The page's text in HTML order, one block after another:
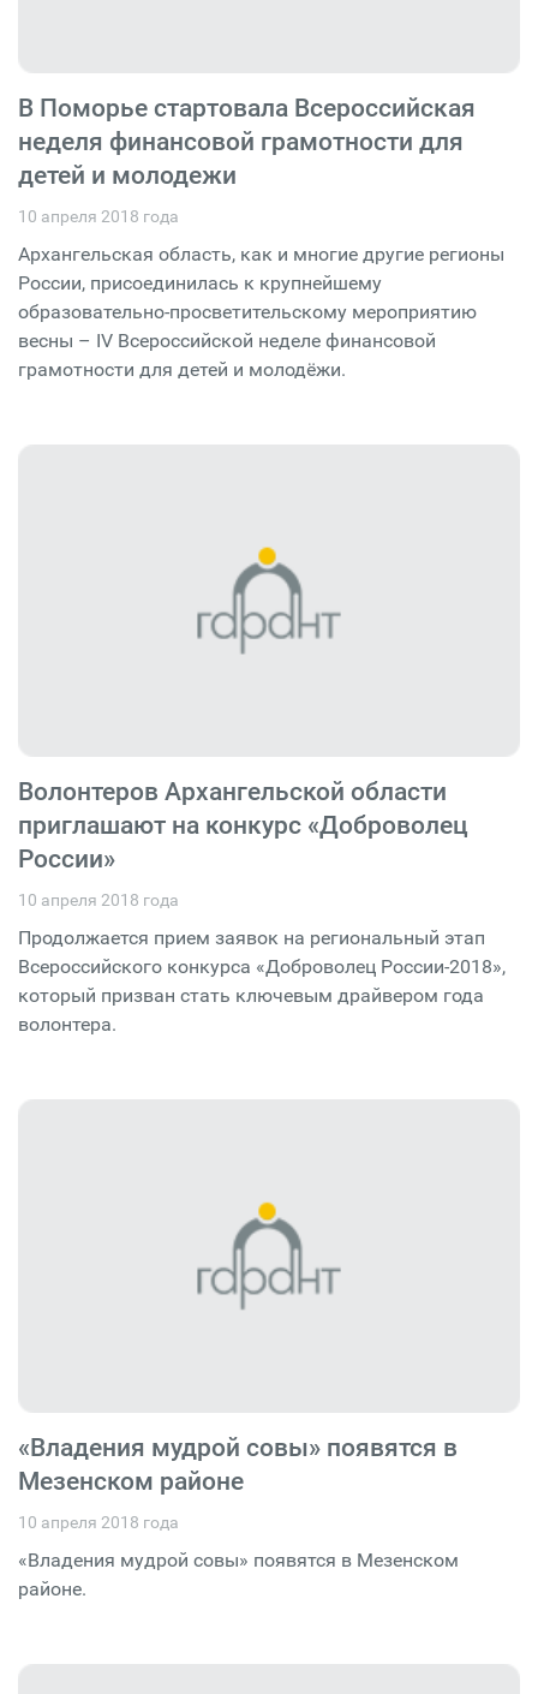
В Поморье стартовала Всероссийская
неделя финансовой грамотности для
детей и молодежи
10 апреля 2018 года
Архангельская область, как и многие другие регионы
России, присоединилась к крупнейшему
образовательно-просветительскому мероприятию
весны – IV Всероссийской неделе финансовой
грамотности для детей и молодёжи.
Волонтеров Архангельской области
приглашают на конкурс «Доброволец
России»
10 апреля 2018 года
Продолжается прием заявок на региональный этап
Всероссийского конкурса «Доброволец России-2018»,
который призван стать ключевым драйвером года
волонтера.
«Владения мудрой совы» появятся в
Мезенском районе
10 апреля 2018 года
«Владения мудрой совы» появятся в Мезенском
районе.